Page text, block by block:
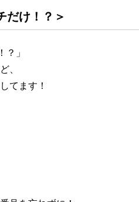
だけ！？ ＞
」
、
てます！